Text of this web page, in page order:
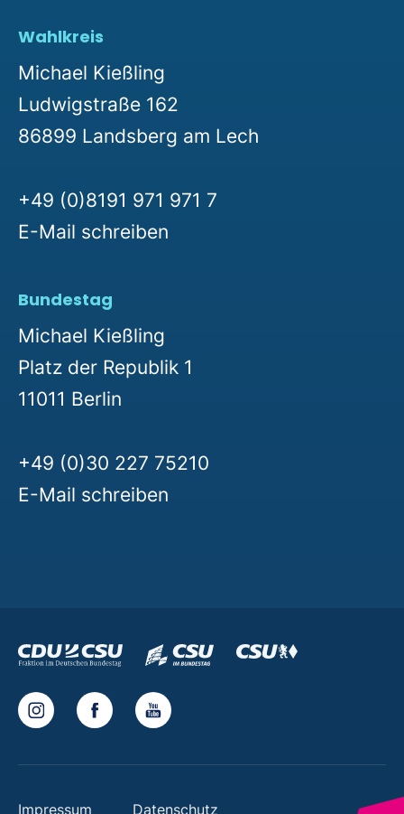
Wahlkreis
Michael Kießling
Ludwigstraße 162
86899 Landsberg am Lech
+49 (0)8191 971 971 7
E-Mail schreiben
Bundestag
Michael Kießling
Platz der Republik 1
11011 Berlin
+49 (0)30 227 75210
E-Mail schreiben
Impressum Datenschutz